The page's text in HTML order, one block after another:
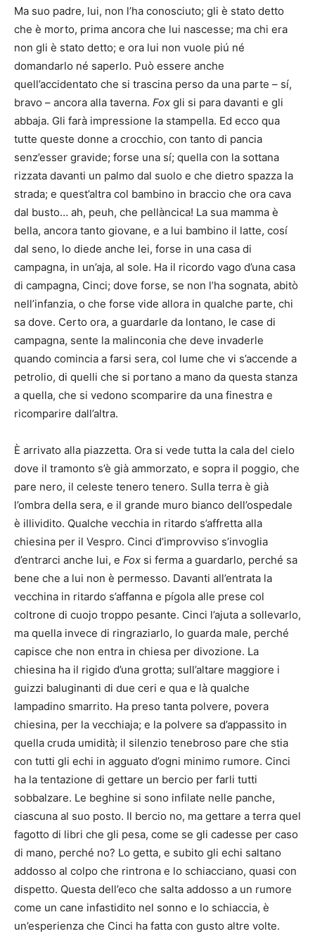
Ma suo padre, lui, non l’ha conosciuto; gli è stato detto
che è morto, prima ancora che lui nascesse; ma chi era
non gli è stato detto; e ora lui non vuole piú né
domandarlo né saperlo. Può essere anche
quell’accidentato che si trascina perso da una parte – sí,
bravo – ancora alla taverna. Fox gli si para davanti e gli
abbaja. Gli farà impressione la stampella. Ed ecco qua
tutte queste donne a crocchio, con tanto di pancia
senz’esser gravide; forse una sí; quella con la sottana
rizzata davanti un palmo dal suolo e che dietro spazza la
strada; e quest’altra col bambino in braccio che ora cava
dal busto… ah, peuh, che pellàncica! La sua mamma è
bella, ancora tanto giovane, e a lui bambino il latte, cosí
dal seno, lo diede anche lei, forse in una casa di
campagna, in un’aja, al sole. Ha il ricordo vago d’una casa
di campagna, Cinci; dove forse, se non l’ha sognata, abitò
nell’infanzia, o che forse vide allora in qualche parte, chi
sa dove. Certo ora, a guardarle da lontano, le case di
campagna, sente la malinconia che deve invaderle
quando comincia a farsi sera, col lume che vi s’accende a
petrolio, di quelli che si portano a mano da questa stanza
a quella, che si vedono scomparire da una finestra e
ricomparire dall’altra.
È arrivato alla piazzetta. Ora si vede tutta la cala del cielo
dove il tramonto s’è già ammorzato, e sopra il poggio, che
pare nero, il celeste tenero tenero. Sulla terra è già
l’ombra della sera, e il grande muro bianco dell’ospedale
è illividito. Qualche vecchia in ritardo s’affretta alla
chiesina per il Vespro. Cinci d’improvviso s’invoglia
d’entrarci anche lui, e Fox si ferma a guardarlo, perché sa
bene che a lui non è permesso. Davanti all’entrata la
vecchina in ritardo s’affanna e pígola alle prese col
coltrone di cuojo troppo pesante. Cinci l’ajuta a sollevarlo,
ma quella invece di ringraziarlo, lo guarda male, perché
capisce che non entra in chiesa per divozione. La
chiesina ha il rigido d’una grotta; sull’altare maggiore i
guizzi baluginanti di due ceri e qua e là qualche
lampadino smarrito. Ha preso tanta polvere, povera
chiesina, per la vecchiaja; e la polvere sa d’appassito in
quella cruda umidità; il silenzio tenebroso pare che stia
con tutti gli echi in agguato d’ogni minimo rumore. Cinci
ha la tentazione di gettare un bercio per farli tutti
sobbalzare. Le beghine si sono infilate nelle panche,
ciascuna al suo posto. Il bercio no, ma gettare a terra quel
fagotto di libri che gli pesa, come se gli cadesse per caso
di mano, perché no? Lo getta, e subito gli echi saltano
addosso al colpo che rintrona e lo schiacciano, quasi con
dispetto. Questa dell’eco che salta addosso a un rumore
come un cane infastidito nel sonno e lo schiaccia, è
un’esperienza che Cinci ha fatta con gusto altre volte.